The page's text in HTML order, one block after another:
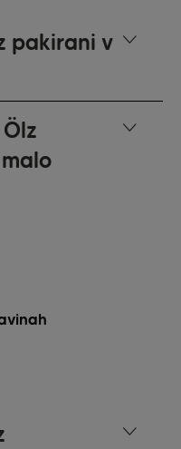
pakirani v